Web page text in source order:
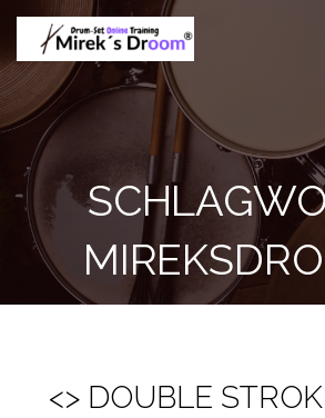
Zum
Inhalt
springen
Mireks Droom -
Drumset Online
Training
Professionelles Drumset
Training
<> DOUBLE